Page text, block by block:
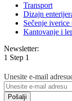
Transport
Dizajn
Sečenje iverice
Kantovanje i
Newsletter:
1 Step 1
Unesite e-mail adresu
Pošalji